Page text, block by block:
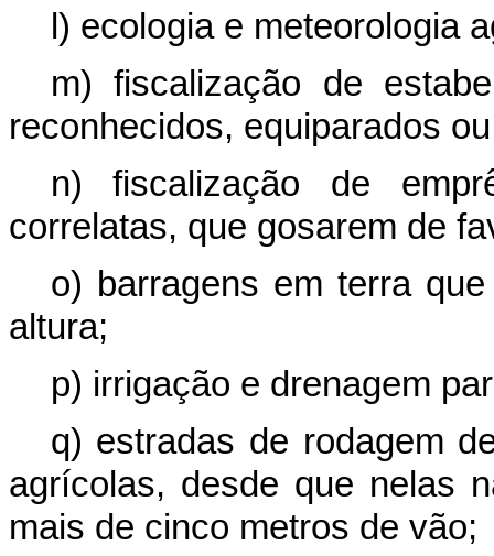
l) ecologia e meteorologia
m) fiscalização de
reconhecidos, equiparados
n) fiscalização de
correlatas, que gosarem de
o) barragens em terra
altura;
p) irrigação e drenagem
q) estradas de rodagem
agrícolas, desde que nelas
mais de cinco metros de vão;